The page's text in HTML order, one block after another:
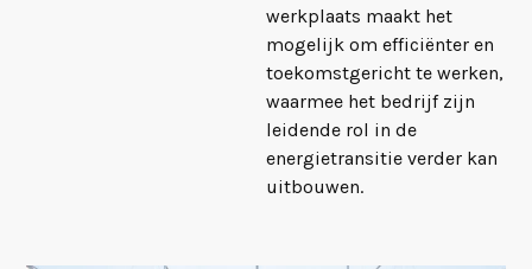
werkplaats maakt het
mogelijk om efficiënter en
toekomstgericht te werken,
waarmee het bedrijf zijn
leidende rol in de
energietransitie verder kan
uitbouwen.